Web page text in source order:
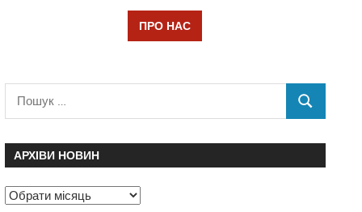
ПРО НАС
АРХІВИ НОВИН